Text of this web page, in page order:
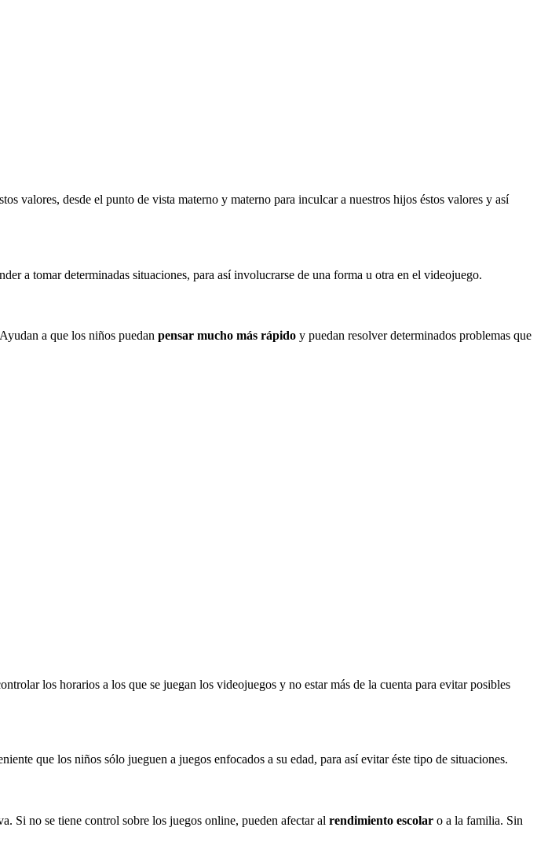
valores, desde el punto de vista materno y materno para inculcar a nuestros hijos éstos valores y así
a tomar determinadas situaciones, para así involucrarse de una forma u otra en el videojuego.
a que los niños puedan pensar mucho más rápido y puedan resolver determinados problemas que
los horarios a los que se juegan los videojuegos y no estar más de la cuenta para evitar posibles
que los niños sólo jueguen a juegos enfocados a su edad, para así evitar éste tipo de situaciones.
Si no se tiene control sobre los juegos online, pueden afectar al rendimiento escolar o a la familia. Sin